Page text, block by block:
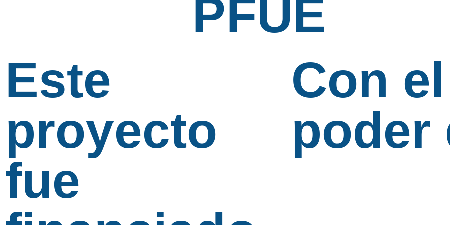
PFUE
Este
proyecto
fue
Con el
poder